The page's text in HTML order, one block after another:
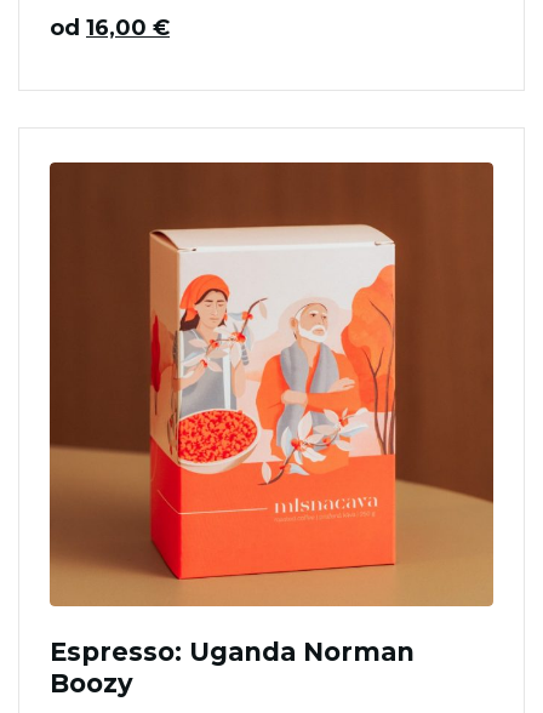
od 16,00 €
Espresso: Uganda Norman
Boozy